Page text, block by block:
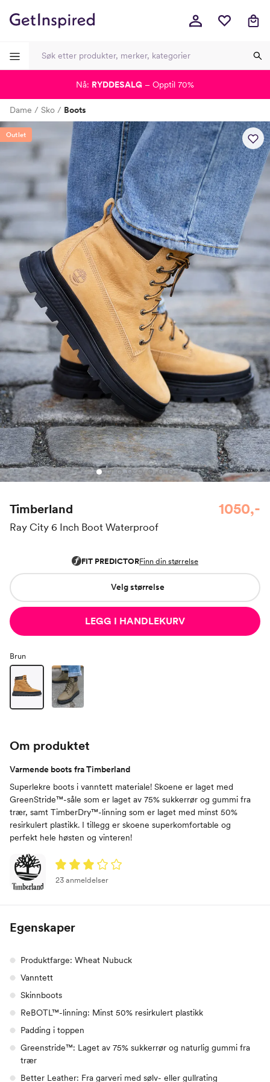
Lagt i kurven, utmerket valg! Til kassen
Dame Sko Boots
Outlet
Timberland
Ray City 6 Inch Boot Waterproof
1050,-
Velg størrelse
LEGG I HANDLEKURV
Brun
Om produktet
Varmende boots fra Timberland
Superlekre boots i vanntett materiale! Skoene er laget med
GreenStride™-såle som er laget av 75% sukkerrør og gummi fra
trær, samt TimberDry™-linning som er laget med minst 50%
resirkulert plastikk. I tillegg er skoene superkomfortable og
perfekt hele høsten og vinteren!
23 anmeldelser
Egenskaper
Produktfarge: Wheat Nubuck
Vanntett
Skinnboots
ReBOTL™-linning: Minst 50% resirkulert plastikk
Padding i toppen
Greenstride™: Laget av 75% sukkerrør og naturlig gummi fra
trær
Better Leather: Fra garveri med sølv- eller gullrating
Nå: RYDDESALG – Opptil 70%
-
-
-
-